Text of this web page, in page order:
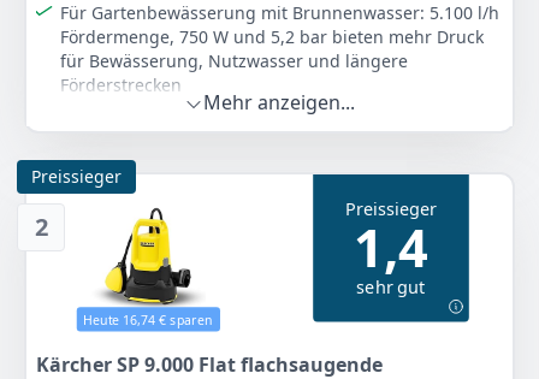
Für Gartenbewässerung mit Brunnenwasser: 5.100 l/h
Fördermenge, 750 W und 5,2 bar bieten mehr Druck
für Bewässerung, Nutzwasser und längere
Förderstrecken
Schlanke Bauweise: 10 cm Pumpendurchmesser für
Bohrlöcher ab 12,5 cm, geeignet für Brunnen,
Zisternen und enge Schächte
Robust aus Edelstahl: Rostfreies Gehäuse,
Kupfermotor, Rückschlagventil und integrierte
Thermoschutzschaltung unterstützen eine
zuverlässige Wasserförderung
Schutz vor Sand und Staub: Edelstahl-Schmutzsieb
hält Partikel über 1,8 mm zurück und reduziert das
Risiko von Schäden durch Verunreinigungen im
Wasser
Mehr anzeigen...
2
Preissieger
Heute 16,74 € sparen
Preissieger
1,4
sehr gut
Kärcher SP 9.000 Flat flachsaugende